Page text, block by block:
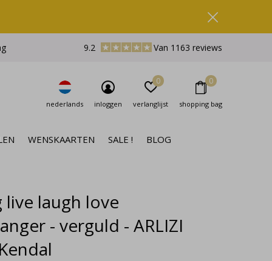
WENSKAARTEN SALE ! BLOG
nederlands inloggen verlanglijst
0
shopping bag
0
9.2 Van 1163 reviews
live laugh love
- verguld - ARLIZI